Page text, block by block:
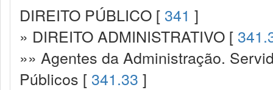
DIREITO PÚBLICO [ 341 ]
» DIREITO ADMINISTRATIVO [
»» Agentes da Administração.
Públicos [ 341.33 ]